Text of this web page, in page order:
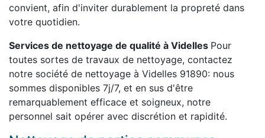
convient, afin d'inviter durablement la propreté dans
votre quotidien.
Services de nettoyage de qualité à Videlles Pour
toutes sortes de travaux de nettoyage, contactez
notre société de nettoyage à Videlles 91890: nous
sommes disponibles 7j/7, et en sus d'être
remarquablement efficace et soigneux, notre
personnel sait opérer avec discrétion et rapidité.